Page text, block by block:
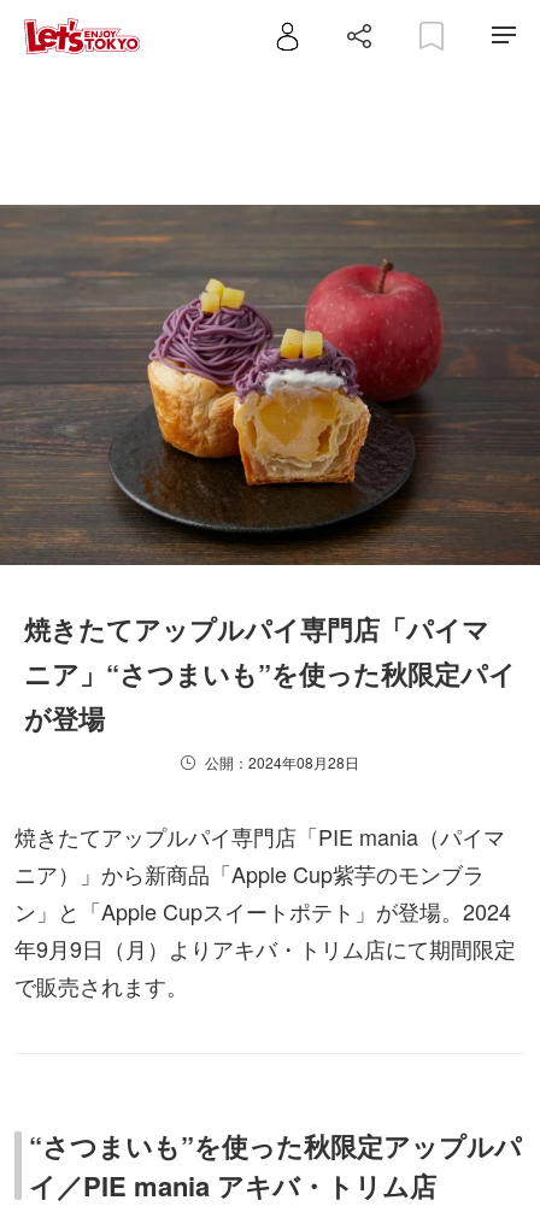
焼きたてアップルパイ専門店「パイマ
ニア」“さつまいも”を使った秋限定パイ
が登場
公開：2024年08月28日
焼きたてアップルパイ専門店「PIE mania（パイマ
ニア）」から新商品「Apple Cup紫芋のモンブラ
ン」と「Apple Cupスイートポテト」が登場。2024
年9月9日（月）よりアキバ・トリム店にて期間限定
で販売されます。
“さつまいも”を使った秋限定アップルパ
イ／PIE mania アキバ・トリム店